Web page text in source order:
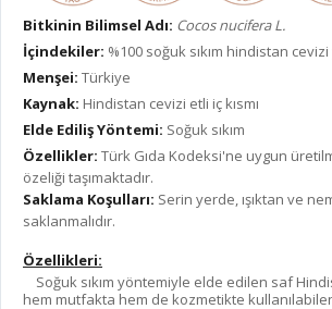
Bitkinin Bilimsel Adı: Cocos nucifera L.
İçindekiler: %100 soğuk sıkım hindistan cevizi
Menşei: Türkiye
Kaynak: Hindistan cevizi etli iç kısmı
Elde Ediliş Yöntemi: Soğuk sıkım
Özellikler: Türk Gıda Kodeksi'ne uygun
özeliği taşımaktadır.
Saklama Koşulları: Serin yerde, ışıktan ve
saklanmalıdır.
Özellikleri:
Soğuk sıkım yöntemiyle elde edilen saf
hem mutfakta hem de kozmetikte